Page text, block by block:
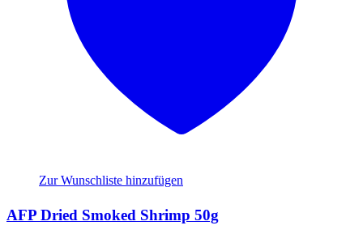
Zur Wunschliste hinzufügen
AFP Dried Smoked Shrimp 50g